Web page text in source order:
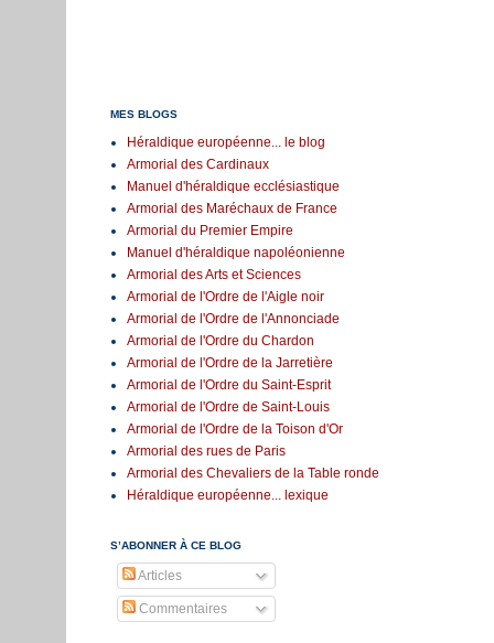
MES BLOGS
Héraldique européenne... le blog
Armorial des Cardinaux
Manuel d'héraldique ecclésiastique
Armorial des Maréchaux de France
Armorial du Premier Empire
Manuel d'héraldique napoléonienne
Armorial des Arts et Sciences
Armorial de l'Ordre de l'Aigle noir
Armorial de l'Ordre de l'Annonciade
Armorial de l'Ordre du Chardon
Armorial de l'Ordre de la Jarretière
Armorial de l'Ordre du Saint-Esprit
Armorial de l'Ordre de Saint-Louis
Armorial de l'Ordre de la Toison d'Or
Armorial des rues de Paris
Armorial des Chevaliers de la Table ronde
Héraldique européenne... lexique
S’ABONNER À CE BLOG
Articles
Commentaires